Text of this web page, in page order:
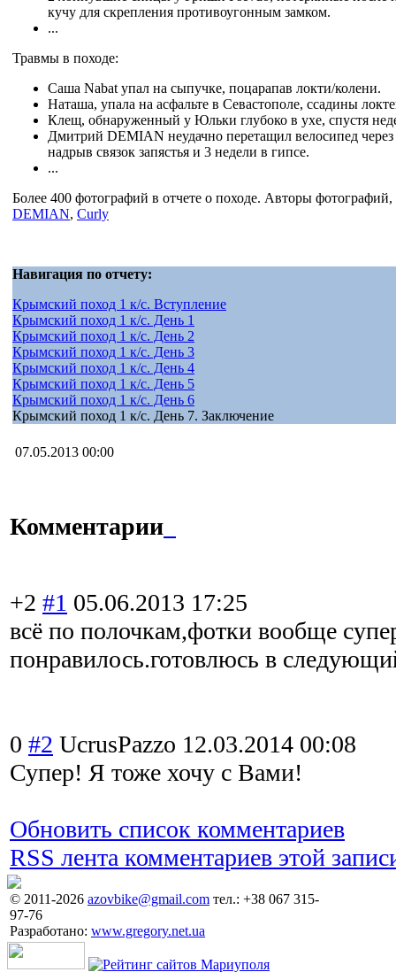
кучу для скрепления противоугонным замком.
...
Травмы в походе:
Саша Nabat упал на сыпучке, поцарапав локти/колени.
Наташа, упала на асфальте в Севастополе, ссадины
Клещ, обнаруженный у Юльки глубоко в ухе, спустя
Дмитрий DEMIAN неудачно перетащил велосипед через
надрыв связок запястья и 3 недели в гипсе.
...
Более 400 фотографий в отчете о походе. Авторы
DEMIAN, Curly
Навигация по отчету:
Крымский поход 1 к/с. Вступление
Крымский поход 1 к/с. День 1
Крымский поход 1 к/с. День 2
Крымский поход 1 к/с. День 3
Крымский поход 1 к/с. День 4
Крымский поход 1 к/с. День 5
Крымский поход 1 к/с. День 6
Крымский поход 1 к/с. День 7. Заключение
07.05.2013 00:00
Комментарии
+2 #1 05.06.2013 17:25
всё по полочкам,фотки вообще
понравилось.готовлюсь в
0 #2 UcrusPazzo 12.03.2014 00:08
Супер! Я тоже хочу с Вами!
Обновить список комментариев
RSS лента комментариев этой
© 2011-2026 azovbike@gmail.com тел.: +38 067 315-
97-76
Разработано: www.gregory.net.ua